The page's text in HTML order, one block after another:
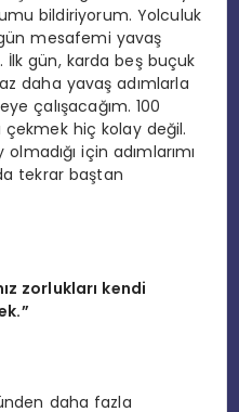
bildiriyorum. Yolculuk
mesafemi yavaş
İlk gün, karda beş buçuk
daha yavaş adımlarla
çalışacağım. 100
çekmek hiç kolay değil.
için adımlarımı
tekrar baştan
zorlukları kendi
daha fazla